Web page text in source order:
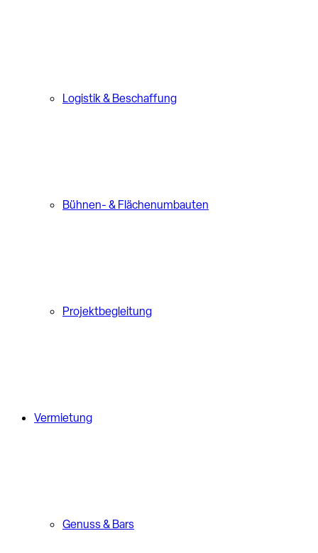
Logistik & Beschaffung
Bühnen- & Flächenumbauten
Projektbegleitung
Vermietung
Genuss & Bars